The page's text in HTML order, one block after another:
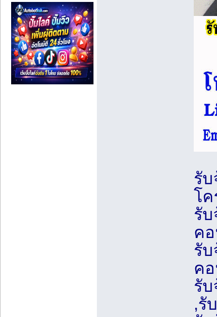
รั
โค
รั
ค
รั
ค
รั
,รั